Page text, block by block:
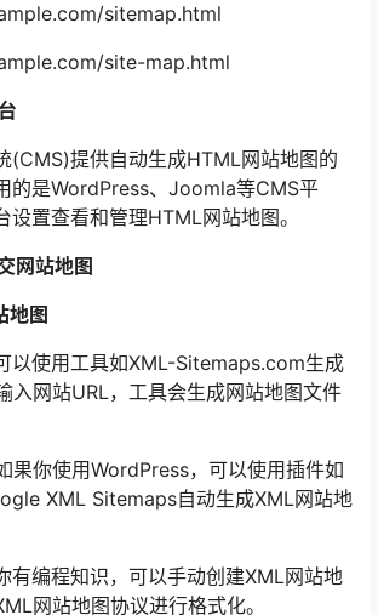
sitemap.html
site-map.html
(CMS)提供自动生成HTML网站地图的
的是WordPress、Joomla等CMS平
设置查看和管理HTML网站地图。
网站地图
地图
以使用工具如XML-Sitemaps.com生成
入网站URL，工具会生成网站地图文件
果你使用WordPress，可以使用插件如
XML Sitemaps自动生成XML网站地
有编程知识，可以手动创建XML网站地
网站地图协议进行格式化。